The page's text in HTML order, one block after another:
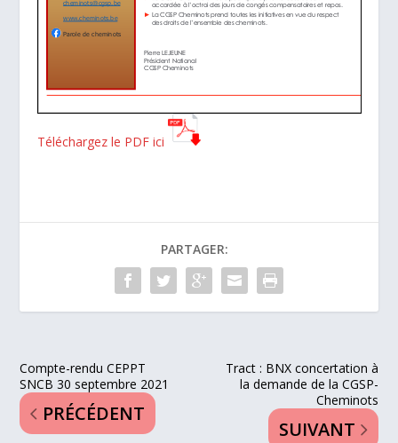
Téléchargez le PDF ici
PARTAGER:
Compte-rendu CEPPT
SNCB 30 septembre 2021
PRÉCÉDENT
Tract : BNX concertation à
la demande de la CGSP-
Cheminots
SUIVANT